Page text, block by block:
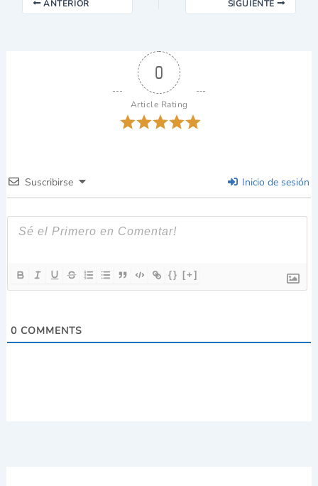
ANTERIOR SIGUIENTE
0
Article Rating
Suscribirse Inicio de sesión
{} [+]
0COMMENTS